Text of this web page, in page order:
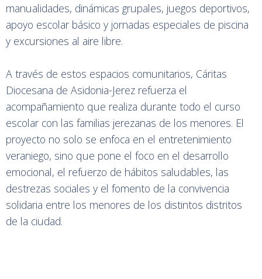
manualidades, dinámicas grupales, juegos deportivos,
apoyo escolar básico y jornadas especiales de piscina
y excursiones al aire libre.
A través de estos espacios comunitarios, Cáritas
Diocesana de Asidonia-Jerez refuerza el
acompañamiento que realiza durante todo el curso
escolar con las familias jerezanas de los menores. El
proyecto no solo se enfoca en el entretenimiento
veraniego, sino que pone el foco en el desarrollo
emocional, el refuerzo de hábitos saludables, las
destrezas sociales y el fomento de la convivencia
solidaria entre los menores de los distintos distritos
de la ciudad.